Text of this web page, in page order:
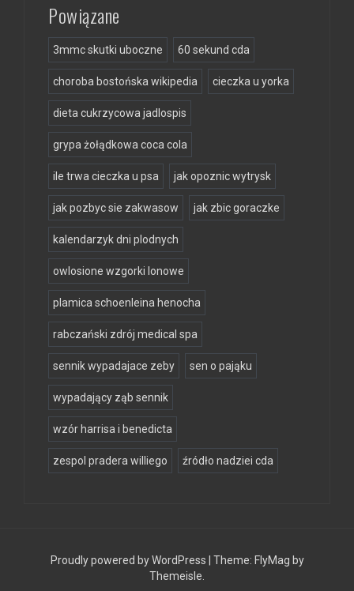
Powiązane
3mmc skutki uboczne 60 sekund cda
choroba bostońska wikipedia cieczka u yorka
dieta cukrzycowa jadlospis
grypa żołądkowa coca cola
ile trwa cieczka u psa jak opoznic wytrysk
jak pozbyc sie zakwasow jak zbic goraczke
kalendarzyk dni plodnych
owlosione wzgorki lonowe
plamica schoenleina henocha
rabczański zdrój medical spa
sennik wypadajace zeby sen o pająku
wypadający ząb sennik
wzór harrisa i benedicta
zespol pradera williego źródło nadziei cda
Proudly powered by WordPress Theme: FlyMag by
Themeisle.